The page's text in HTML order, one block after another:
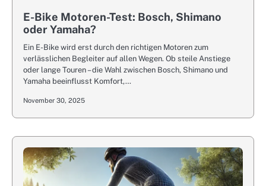
E-Bike Motoren-Test: Bosch, Shimano
oder Yamaha?
Ein E-Bike wird erst durch den richtigen Motoren zum
verlässlichen Begleiter auf allen Wegen. Ob steile Anstiege
oder lange Touren – die Wahl zwischen Bosch, Shimano und
Yamaha beeinflusst Komfort,…
November 30, 2025